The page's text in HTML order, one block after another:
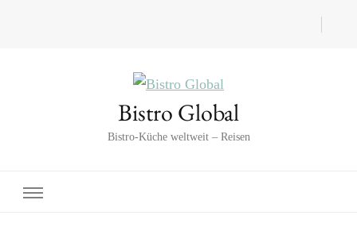
Bistro Global
Bistro-Küche weltweit – Reisen